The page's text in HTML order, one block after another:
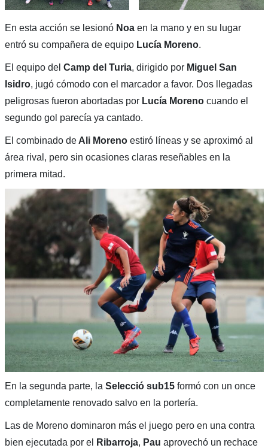
En esta acción se lesionó Noa en la mano y en su lugar
entró su compañera de equipo Lucía Moreno.
El equipo del Camp del Turia, dirigido por Miguel San
Isidro, jugó cómodo con el marcador a favor. Dos llegadas
peligrosas fueron abortadas por Lucía Morenocuando el
segundo gol parecía ya cantado.
El combinado deAli Morenoestiró líneas y se aproximó al
área rival, pero sin ocasiones claras reseñables en la
primera mitad.
En la segunda parte, la Selecció sub15 formó con un once
completamente renovado salvo en la portería.
Las de Moreno dominaron más el juego pero en una contra
bien ejecutada por el
Ribarroja, Pau aprovechó un rechace